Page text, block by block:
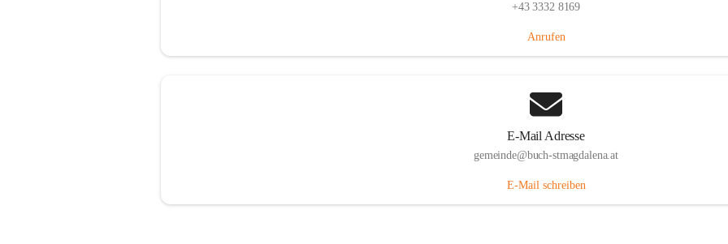
+43 3332 8169
Anrufen
E-Mail Adresse
gemeinde@buch-stmagdalena.at
E-Mail schreiben